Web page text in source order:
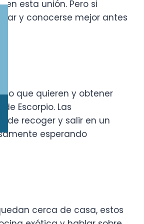
esta unión. Pero si
y conocerse mejor antes
lo que quieren y obtener
Escorpio. Las
de recoger y salir en un
esperando
cerca de casa, estos